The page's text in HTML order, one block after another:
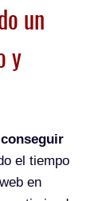
un
y
el tiempo
en